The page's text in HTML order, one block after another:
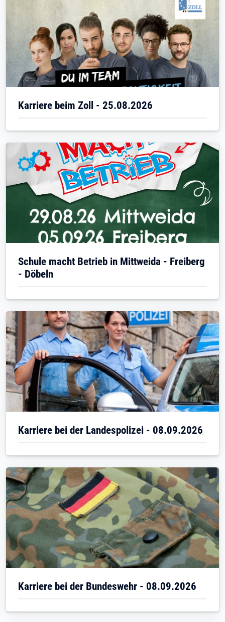
Karriere beim Zoll - 25.08.2026
Schule macht Betrieb in Mittweida - Freiberg
- Döbeln
Karriere bei der Landespolizei - 08.09.2026
Karriere bei der Bundeswehr - 08.09.2026